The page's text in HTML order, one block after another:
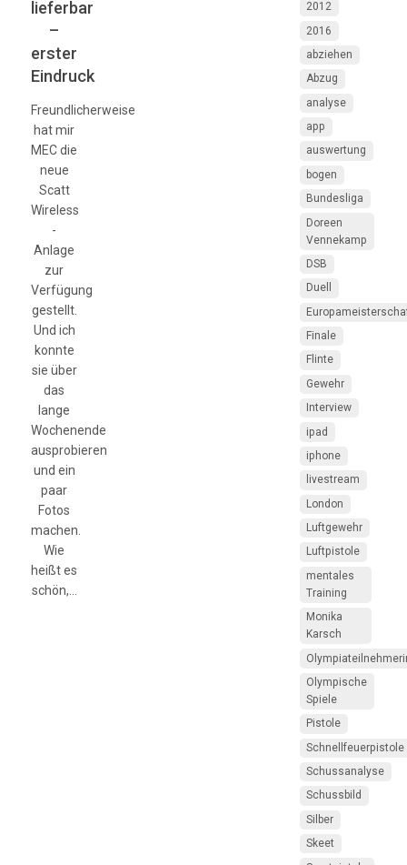
lieferbar
–
erster
Eindruck
Freundlicherweise
hat mir
MEC die
neue
Scatt
Wireless
-
Anlage
zur
Verfügung
gestellt.
Und ich
konnte
sie über
das
lange
Wochenende
ausprobieren
und ein
paar
Fotos
machen.
Wie
heißt es
schön,…
2012
2016
abziehen
Abzug
analyse
app
auswertung
bogen
Bundesliga
Doreen
Vennekamp
DSB
Duell
Finale
Flinte
Gewehr
Interview
ipad
iphone
livestream
London
Luftgewehr
Luftpistole
mentales
Training
Monika
Karsch
Olympische
Spiele
Pistole
Schnellfeuerpistole
Schussanalyse
Schussbild
Silber
Skeet